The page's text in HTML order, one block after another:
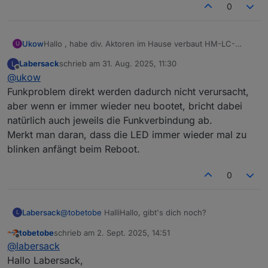
0
U UkowHallo , habe div. Aktoren im Hause verbaut HM-LC-
nach den Jahren habe ich vermehrt Funkprobleme, kann
L
Offline
Labersackschrieb am 31. Aug. 2025, 11:30
zuletzt editiert von
@ukow
Funkproblem direkt werden dadurch nicht verursacht,
aber wenn er immer wieder neu bootet, bricht dabei
natürlich auch jeweils die Funkverbindung ab.
Merkt man daran, dass die LED immer wieder mal zu
blinken anfängt beim Reboot.
0
L Labersack@tobetobe HalliHallo, gibt's dich noch?
Offline
tobetobeschrieb am 2. Sept. 2025, 14:51
zuletzt editiert von
@labersack
Hallo Labersack,